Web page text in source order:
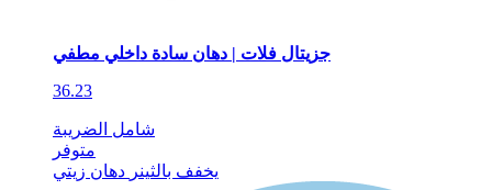
جزيتال فلات | دهان سادة داخلي مطفي
36.23
شامل الضريبة
متوفر
يخفف بالثينر دهان زيتي